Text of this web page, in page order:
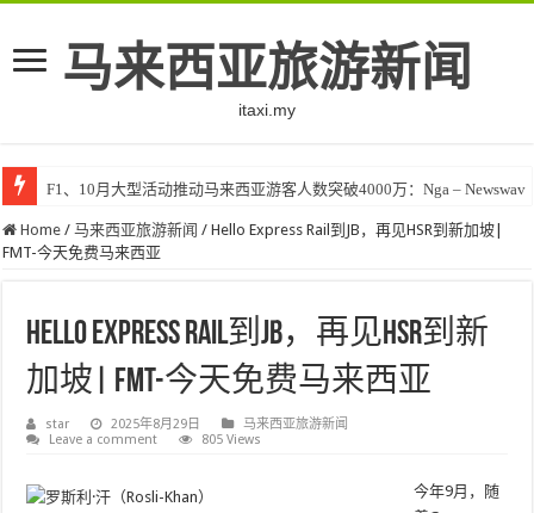
马来西亚旅游新闻
itaxi.my
F1、10月大型活动推动马来西亚游客人数突破4000万：Nga – Newswav
Home / 马来西亚旅游新闻 / Hello Express Rail到JB，再见HSR到新加坡|
FMT-今天免费马来西亚
Hello Express Rail到JB，再见HSR到新
加坡| FMT-今天免费马来西亚
star 2025年8月29日
马来西亚旅游新闻
Leave a comment
805 Views
今年9月，随